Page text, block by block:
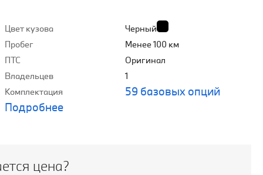
Цвет кузова
Черный
Пробег
Менее 100 км
ПТС
Оригинал
Владельцев
1
Комплектация
59 базовых опций
Подробнее
цена?